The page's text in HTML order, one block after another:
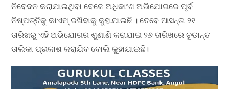
ନିବେଦନ କରାଯାଇଥିବା ବେଳେ ଅଧିକାଂଶ ଅଭିଯୋଗରେ ପୂର୍ବ
ନିଷ୍ପତ୍ତିକୁ କାଏମ୍ ରଖିବାକୁ କୁହାଯାଇଛି । ତେବେ ଆସନ୍ତା ୨୧
ତାରିଖରୁ ଏହି ଅଭିଯୋଗର ଶୁଣାଣି କରାଯାଇ ୨୬ ତାରିଖରେ ଚୂଡାନ୍ତ
ତାଲିକା ପ୍ରକାଶ କରାଯିବ ବୋଲି କୁହାଯାଇଛି।